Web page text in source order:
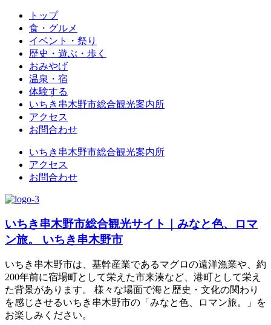
トップ
食・グルメ
イベント・祭り
歴史・遊ぶ・歩く
おみやげ
温泉・宿
体験する
いちき串木野市総合観光案内所
アクセス
お問合わせ
いちき串木野市総合観光案内所
アクセス
お問合わせ
いちき串木野市総合観光サイト｜みなと色、ロマ
ン旅。 いちき串木野市
いちき串木野市は、基幹産業であるマグロの遠洋漁業や、約
200年前に宿場町として栄えた市来湊など、港町として栄え
た背景があります。 様々な場面で海と歴史・文化の関わり
を感じさせるいちき串木野市の「みなと色、ロマン旅。」を
お楽しみください。